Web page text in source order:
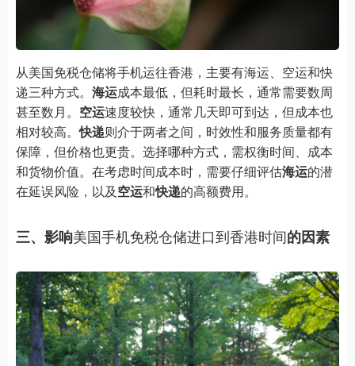
从美国免税仓储将手机运往香港，主要有海运、空运和快
递三种方式。 海运成本最低，但耗时最长，通常需要数周
甚至数月。 空运速度较快，通常几天即可到达，但成本也
相对较高。快递则介于两者之间，时效性和服务质量都有
保障，但价格也更贵。选择哪种方式，需权衡时间、成本
和货物价值。在考虑时间成本时，需要仔细评估海运的潜
在延误风险，以及空运和快递的高额费用。
三、影响美国手机免税仓储进口到香港时间的因素